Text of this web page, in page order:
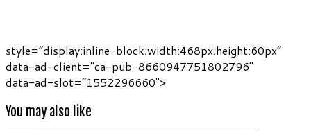
style=”display:inline-block;width:468px;height:60px”
data-ad-client=”ca-pub-8660947751802796″
data-ad-slot=”1552296660″>
You may also like